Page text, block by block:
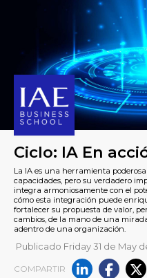
Ciclo: IA En
Publicado Friday 31 de May
COMPARTIR